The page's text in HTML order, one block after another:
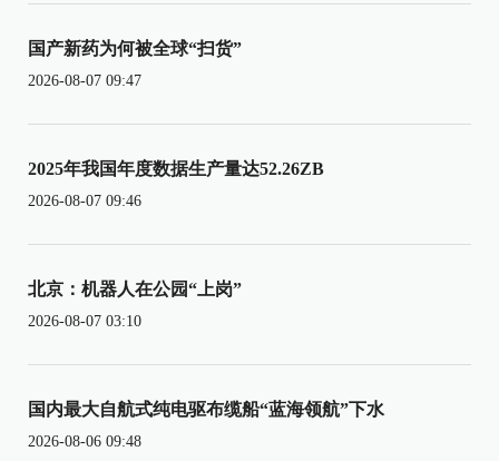
国产新药为何被全球“扫货”
2026-08-07 09:47
2025年我国年度数据生产量达52.26ZB
2026-08-07 09:46
北京：机器人在公园“上岗”
2026-08-07 03:10
国内最大自航式纯电驱布缆船“蓝海领航”下水
2026-08-06 09:48